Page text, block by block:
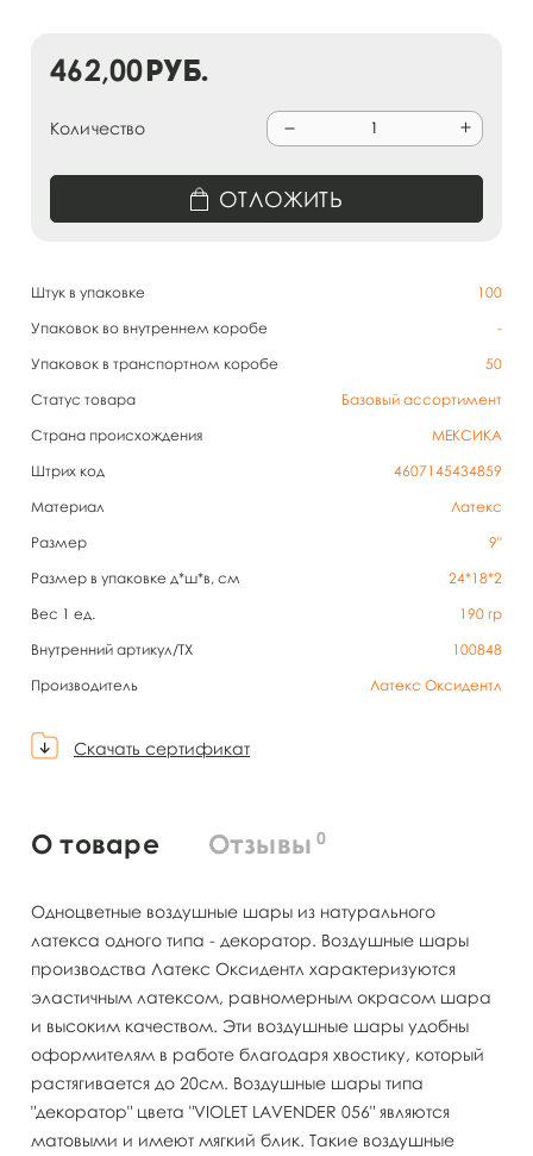
Штук в упаковке
100
Упаковок во внутреннем коробе
-
Упаковок в транспортном коробе
50
Статус товара
Базовый ассортимент
Страна происхождения
МЕКСИКА
Штрих код
4607145434859
Материал
Латекс
Размер
9"
Размер в упаковке д*ш*в, см
24*18*2
Вес 1 ед.
190 гр
Внутренний артикул/TX
100848
Производитель
Латекс Оксидентл
Скачать сертификат
462,00руб.
Количество
ОТЛОЖИТЬ
О товаре Отзывы 0
Одноцветные воздушные шары из натурального
латекса одного типа - декоратор. Воздушные шары
производства Латекс Оксидентл характеризуются
эластичным латексом, равномерным окрасом шара
и высоким качеством. Эти воздушные шары удобны
оформителям в работе благодаря хвостику, который
растягивается до 20см. Воздушные шары типа
"декоратор" цвета "VIOLET LAVENDER 056" являются
матовыми и имеют мягкий блик. Такие воздушные